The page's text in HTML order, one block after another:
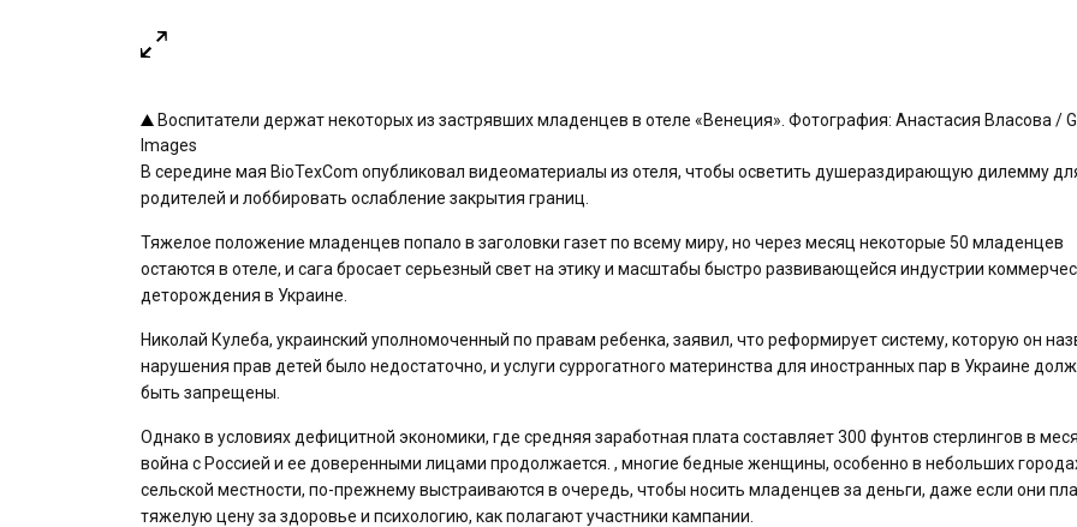
Воспитатели держат некоторых из застрявших младенцев в отеле «Венеция». Фотография: Анастасия Власова /
Images
В середине мая BioTexCom опубликовал видеоматериалы из отеля, чтобы осветить душераздирающую дилемму
родителей и лоббировать ослабление закрытия границ.
Тяжелое положение младенцев попало в заголовки газет по всему миру, но через месяц некоторые 50 младенцев
остаются в отеле, и сага бросает серьезный свет на этику и масштабы быстро развивающейся индустрии
деторождения в Украине.
Николай Кулеба, украинский уполномоченный по правам ребенка, заявил, что реформирует систему, которую он
нарушения прав детей было недостаточно, и услуги суррогатного материнства для иностранных пар в Украине
быть запрещены.
Однако в условиях дефицитной экономики, где средняя заработная плата составляет 300 фунтов стерлингов в
война с Россией и ее доверенными лицами продолжается. , многие бедные женщины, особенно в небольших
сельской местности, по-прежнему выстраиваются в очередь, чтобы носить младенцев за деньги, даже если они
тяжелую цену за здоровье и психологию, как полагают участники кампании.